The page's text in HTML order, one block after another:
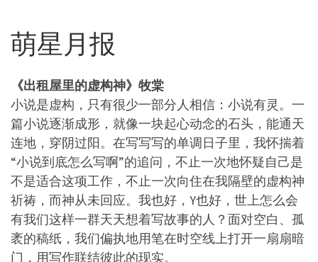
萌星月报
《出租屋里的虚构神》牧棠
小说是虚构，只有很少一部分人相信：小说有灵。一
篇小说逐渐成形，就像一块起心动念的石头，能通天
连地，穿阴过阳。在写写写的单调日子里，我怀揣着
“小说到底怎么写啊”的追问，不止一次地怀疑自己是
不是适合这项工作，不止一次向住在我隔壁的虚构神
祈祷，而神从未回应。我也好，Y也好，世上怎么会
有我们这样一群天天想着写故事的人？面对空白、孤
袤的稿纸，我们偏执地用笔在时空线上打开一扇扇暗
门，用写作联结彼此的现实。